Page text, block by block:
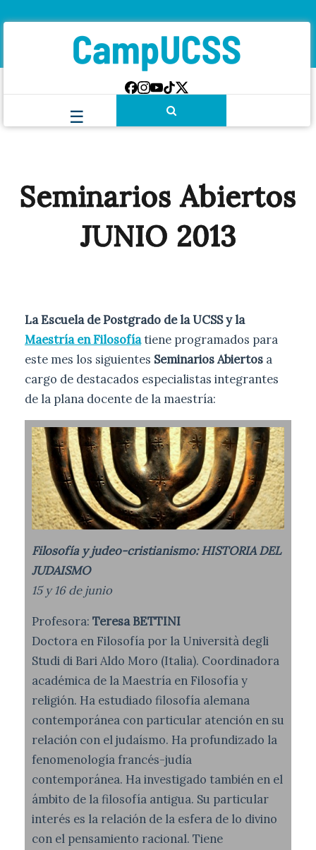
Seminarios Abiertos
JUNIO 2013
La Escuela de Postgrado de la UCSS y la
Maestría en Filosofíatiene programados para
este mes los siguientes Seminarios Abiertos a
cargo de destacados especialistas integrantes
de la plana docente de la maestría:
Filosofía y judeo-cristianismo: HISTORIA DEL
JUDAISMO
15 y 16 de junio
Profesora: Teresa BETTINI
Doctora en Filosofía por la Università degli
Studi di Bari Aldo Moro (Italia). Coordinadora
académica de la Maestría en Filosofía y
religión. Ha estudiado filosofía alemana
contemporánea con particular atención en su
relación con el judaísmo. Ha profundizado la
fenomenología francés-judía
contemporánea. Ha investigado también en el
ámbito de la filosofía antigua. Su particular
interés es la relación de la esfera de lo divino
con el pensamiento racional. Tiene